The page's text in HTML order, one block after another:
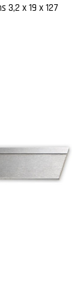
3,2 x 19 x 127